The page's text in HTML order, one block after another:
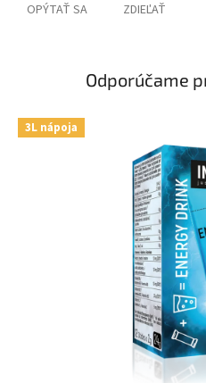
OPÝTAŤ SA ZDIEĽAŤ
Odporúčame
3L nápoja